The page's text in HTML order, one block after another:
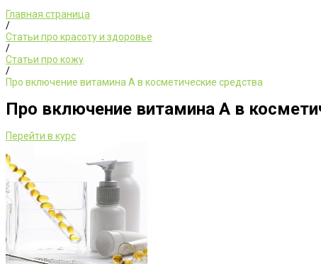
Главная страница
/
Статьи про красоту и здоровье
/
Статьи про кожу
/
Про включение витамина А в косметические средства
Про включение витамина А в
Перейти в курс